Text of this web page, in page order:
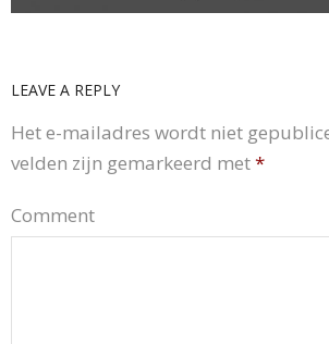
LEAVE A REPLY
Het e-mailadres wordt niet
velden zijn gemarkeerd met*
Comment